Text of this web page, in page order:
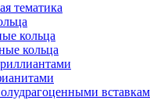
тематика
кольца
кольца